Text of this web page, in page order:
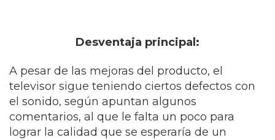
Desventaja principal:
A pesar de las mejoras del producto, el
televisor sigue teniendo ciertos defectos con
el sonido, según apuntan algunos
comentarios, al que le falta un poco para
lograr la calidad que se esperaría de un